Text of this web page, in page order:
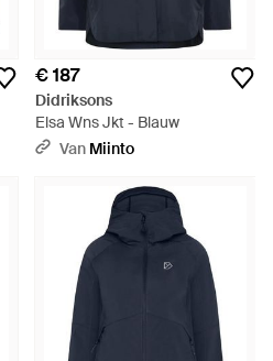
€ 187
Didriksons
Elsa Wns Jkt - Blauw
Van Miinto